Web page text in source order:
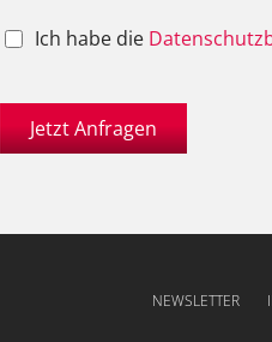
Ich habe die
Jetzt Anfragen
NEWSLETTER